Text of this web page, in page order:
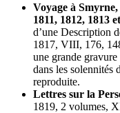
Voyage à
1811, 1812, 1813
d’une Description
1817, VIII, 176,
une grande
dans les solennités
reproduite.
Lettres sur la
1819, 2 volumes,